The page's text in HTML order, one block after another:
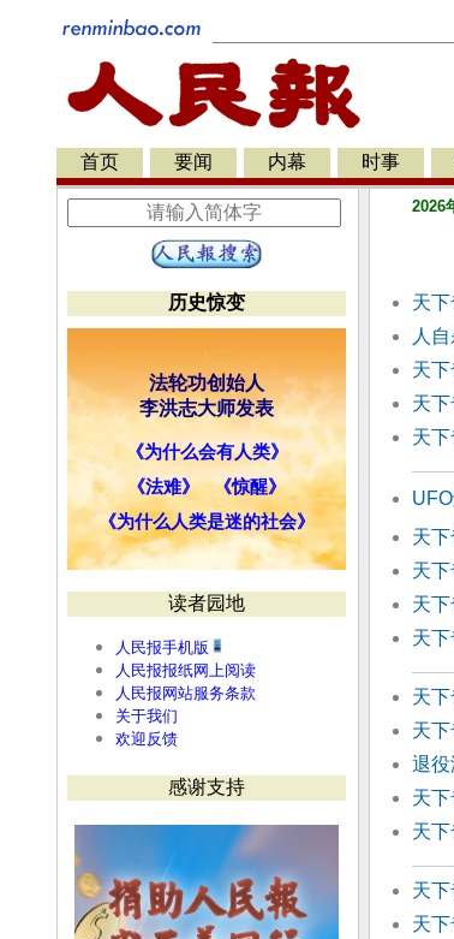
首页 要闻 内幕 时事
历史惊变
法轮功创始人
李洪志大师发表
《为什么会有人类》
《法难》
《惊醒》
《为什么人类是迷的社会》
读者园地
人民报手机版
人民报报纸网上阅读
人民报网站服务条款
关于我们
欢迎反馈
感谢支持
2026
天
人
天
天
天
天
天
天
天
天
天
退役
天
天
天
天